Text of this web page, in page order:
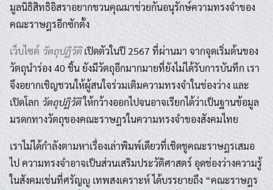
มูลนิธิสิทธิอิสราอยากชวนคุณมาช่วยกันอนุรักษ์ความทรงจำของ
คณะราษฎรอีกซักตั้ง
เว็บไซต์ วัตถุปฏิวัติ เปิดตัวในปี 2567 ที่ผ่านมา จากจุดเริ่มต้นของ
วัตถุนำร่อง 40 ชิ้น ยังมีวัตถุอีกมากมายที่ยังไม่ได้รับการบันทึก เรา
จึงอยากเชิญชวนให้ผู้สนใจร่วมเติมความทรงจำในช่องว่าง และ
เปิดโลก วัตถุปฏิวัติให้กว้างออกไปจนอาจเรียกได้ว่าเป็นฐานข้อมูล
มรดกทางวัตถุของคณะราษฎรในความทรงจำของสังคมไทย
เราไม่ได้กำลังตามหาเรื่องเล่าพิมพ์เดียวที่เชิดชูคณะราษฎรเสมอ
ไป ความทรงจำอาจเป็นส่วนเสริมประวัติศาสตร์ อุดช่องว่างความรู้
ในสังคมเช่นที่ศรัญญู เทพสงเคราะห์ ได้บรรยายถึง “คณะราษฎร